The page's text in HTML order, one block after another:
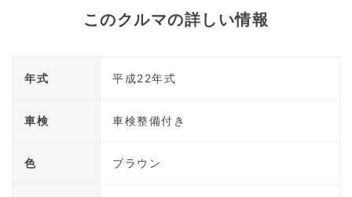
このクルマの詳しい情報
年式 平成22年式
車検 車検整備付き
色 ブラウン